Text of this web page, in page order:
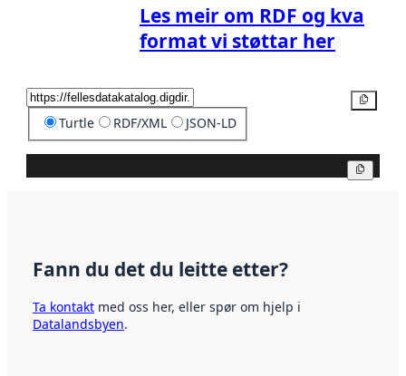
Les meir om RDF og kva
format vi støttar her
Turtle RDF/XML JSON-LD
Fann du det du leitte etter?
Ta kontakt med oss her, eller spør om hjelp i
Datalandsbyen.